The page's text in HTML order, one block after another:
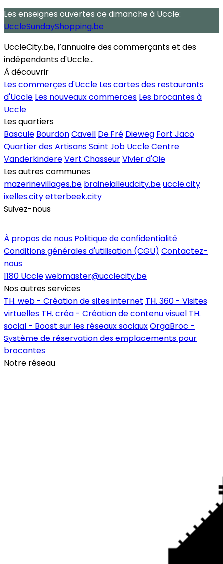
Les enseignes ouvertes ce dimanche à Uccle:
UccleSundayShopping.be
UccleCity.be, l’annuaire des commerçants et des
indépendants d'Uccle...
À découvrir
Les commerçes d'Uccle Les cartes des restaurants
d'Uccle Les nouveaux commerces Les brocantes à
Uccle
Les quartiers
Bascule BourdonCavell De Fré Dieweg Fort Jaco
Quartier des ArtisansSaint Job Uccle Centre
VanderkindereVert ChasseurVivier d'Oie
Les autres communes
mazerinevillages.be brainelalleudcity.beuccle.city
ixelles.cityetterbeek.city
Suivez-nous
À propos de nous Politique de confidentialité
Conditions générales d'utilisation (CGU) Contactez-
nous
1180 Ucclewebmaster@ucclecity.be
Nos autres services
TH. web - Création de sites internet TH. 360 - Visites
virtuelles TH. créa - Création de contenu visuel TH.
social - Boost sur les réseaux sociauxOrgaBroc -
Système de réservation des emplacements pour
brocantes
Notre réseau